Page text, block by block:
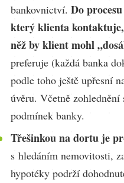
bankovnictví. Do
který klienta
něž by klient mohl
preferuje (každá banka
podle toho ještě upřesní
úvěru. Včetně
podmínek banky.
Třešinkou na dortu je
s hledáním nemovitosti,
hypotéky podrží